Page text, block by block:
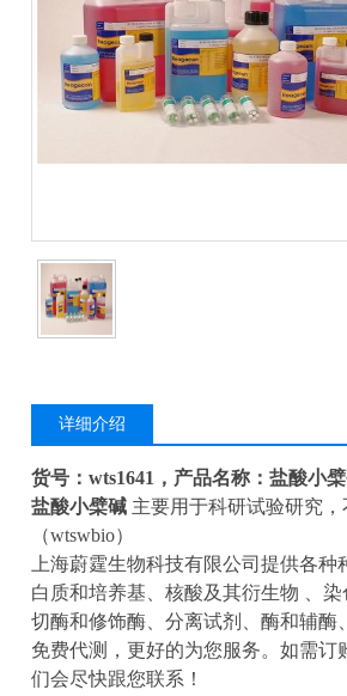
详细介绍
货号：wts1641，产品名称：盐酸小
盐酸小檗碱 主要用于科研试验研究
（wtswbio）
上海蔚霆生物科技有限公司提供各
白质和培养基、核酸及其衍生物 、
切酶和修饰酶、分离试剂、酶和辅
免费代测，更好的为您服务。如需订
们会尽快跟您联系！